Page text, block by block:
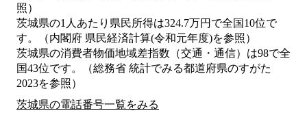
照）
茨城県の1人あたり県民所得は324.7万円で全国10位で
す。（内閣府 県民経済計算(令和元年度)を参照）
茨城県の消費者物価地域差指数（交通・通信）は98で全
国43位です。（総務省 統計でみる都道府県のすがた
2023を参照）
茨城県の電話番号一覧をみる